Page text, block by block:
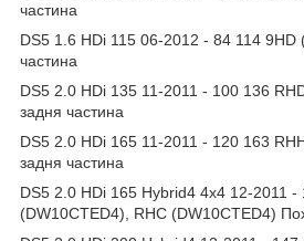
частина
DS5 1.6 HDi 115 06-2012 - 84 114 9HD
частина
DS5 2.0 HDi 135 11-2011 - 100 136
задня частина
DS5 2.0 HDi 165 11-2011 - 120 163
задня частина
DS5 2.0 HDi 165 Hybrid4 4x4 12-2011 -
(DW10CTED4), RHC (DW10CTED4)